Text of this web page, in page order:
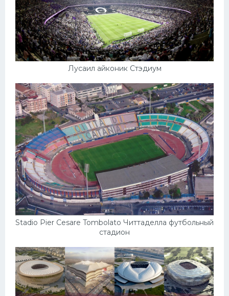
Лусаил айконик Стэдиум
Stadio Pier Cesare Tombolato Читтаделла футбольный
стадион